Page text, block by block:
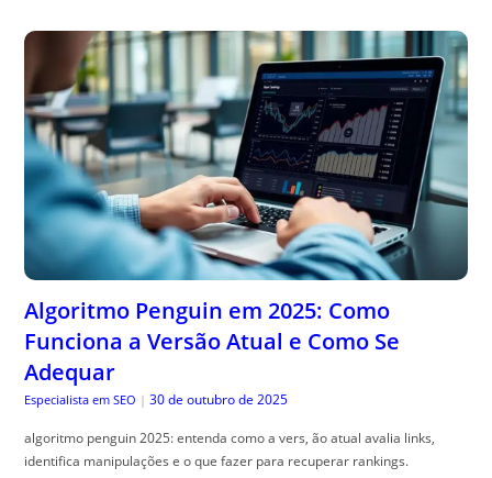
Algoritmo Penguin em 2025: Como
Funciona a Versão Atual e Como Se
Adequar
Especialista em SEO | 30 de outubro de 2025
algoritmo penguin 2025: entenda como a vers, ão atual avalia links,
identifica manipulações e o que fazer para recuperar rankings.